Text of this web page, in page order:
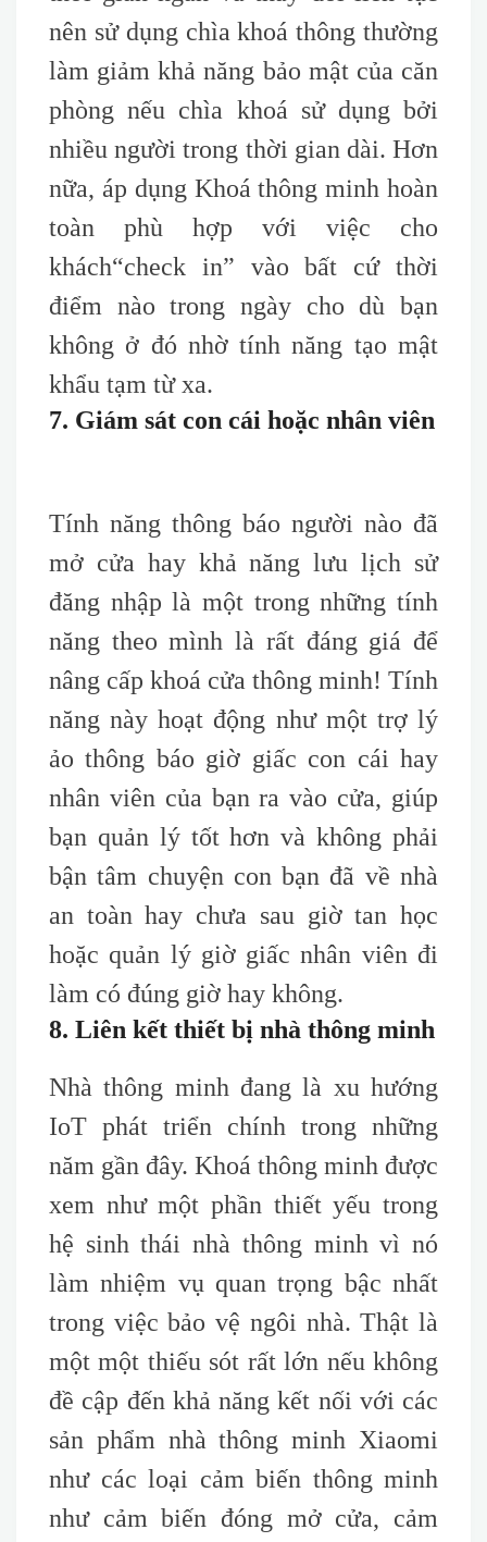
nên sử dụng chìa khoá thông thường
làm giảm khả năng bảo mật của căn
phòng nếu chìa khoá sử dụng bởi
nhiều người trong thời gian dài. Hơn
nữa, áp dụng Khoá thông minh hoàn
toàn phù hợp với việc cho
khách“check in” vào bất cứ thời
điểm nào trong ngày cho dù bạn
không ở đó nhờ tính năng tạo mật
khẩu tạm từ xa.
7. Giám sát con cái hoặc nhân viên
Tính năng thông báo người nào đã
mở cửa hay khả năng lưu lịch sử
đăng nhập là một trong những tính
năng theo mình là rất đáng giá để
nâng cấp khoá cửa thông minh! Tính
năng này hoạt động như một trợ lý
ảo thông báo giờ giấc con cái hay
nhân viên của bạn ra vào cửa, giúp
bạn quản lý tốt hơn và không phải
bận tâm chuyện con bạn đã về nhà
an toàn hay chưa sau giờ tan học
hoặc quản lý giờ giấc nhân viên đi
làm có đúng giờ hay không.
8. Liên kết thiết bị nhà thông minh
Nhà thông minh đang là xu hướng
IoT phát triển chính trong những
năm gần đây. Khoá thông minh được
xem như một phần thiết yếu trong
hệ sinh thái nhà thông minh vì nó
làm nhiệm vụ quan trọng bậc nhất
trong việc bảo vệ ngôi nhà. Thật là
một một thiếu sót rất lớn nếu không
đề cập đến khả năng kết nối với các
sản phẩm nhà thông minh Xiaomi
như các loại cảm biến thông minh
như cảm biến đóng mở cửa, cảm